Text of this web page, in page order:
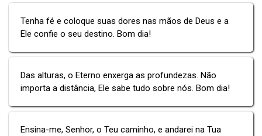
Tenha fé e coloque suas dores nas mãos de Deus e a
Ele confie o seu destino. Bom dia!
Das alturas, o Eterno enxerga as profundezas. Não
importa a distância, Ele sabe tudo sobre nós. Bom dia!
Ensina-me, Senhor, o Teu caminho, e andarei na Tua